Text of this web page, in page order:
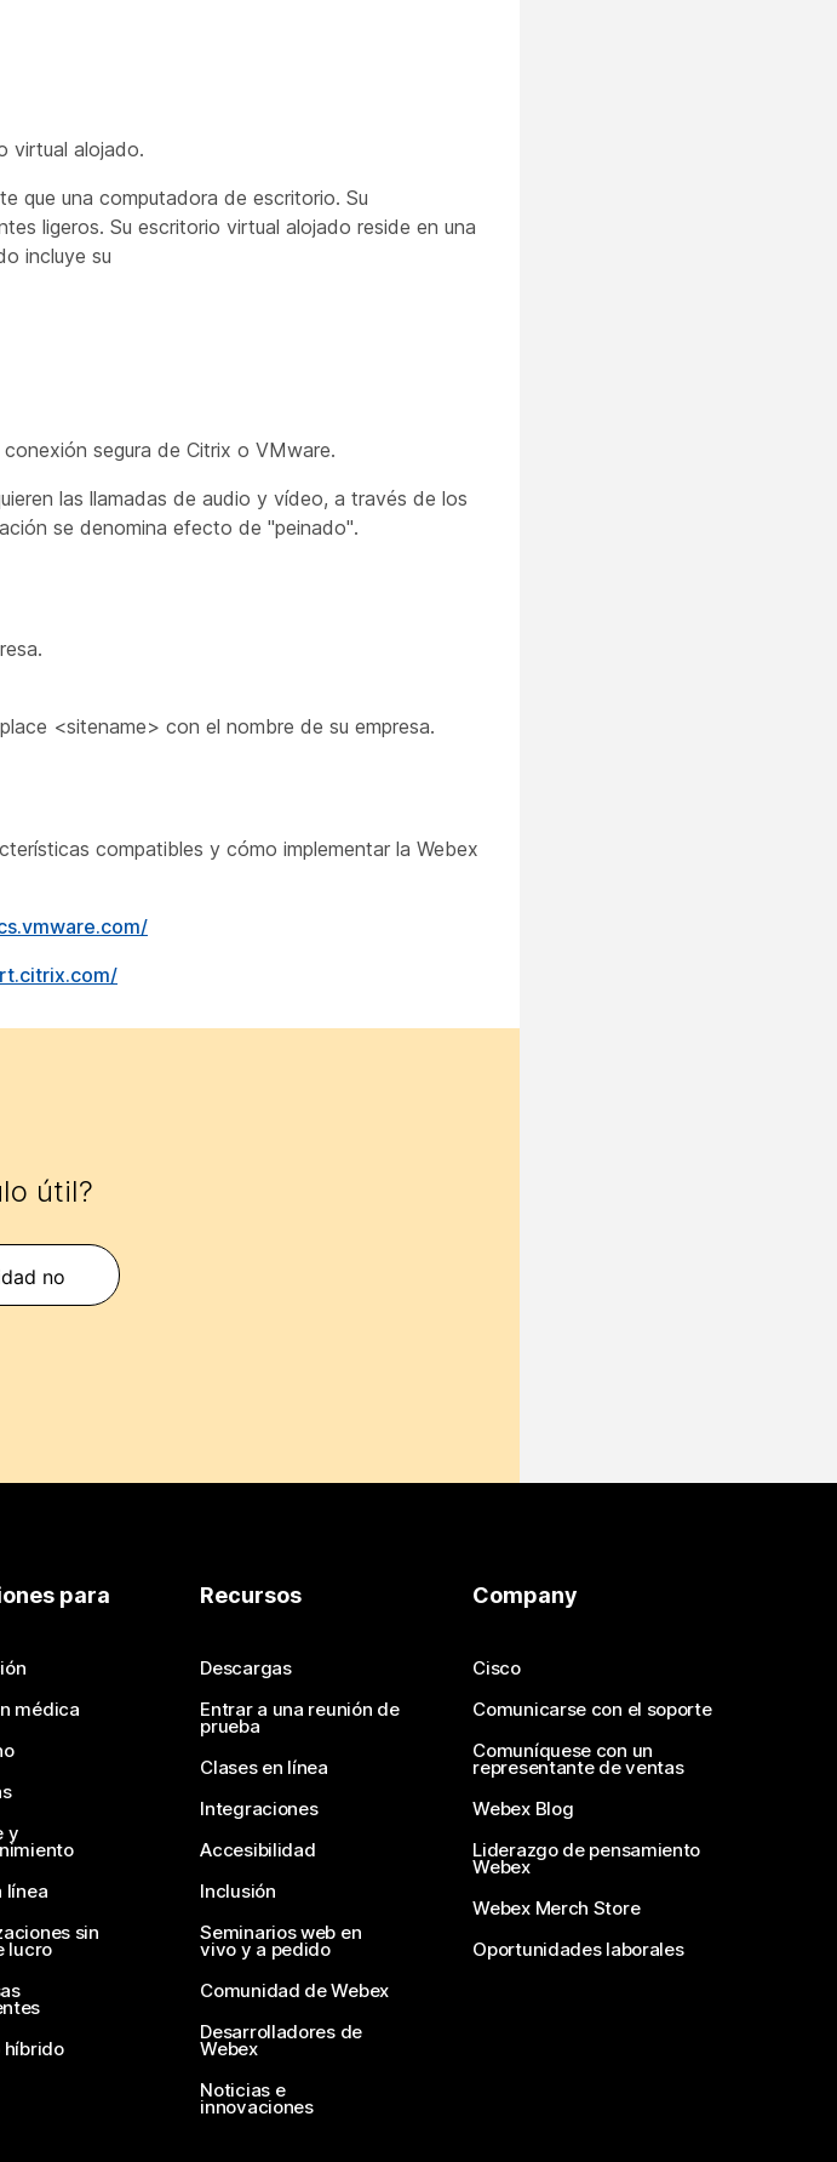
virtual alojado.
que una computadora de escritorio. Su
ligeros. Su escritorio virtual alojado reside en una
incluye su
segura de Citrix o VMware.
las llamadas de audio y vídeo, a través de los
se denomina efecto de "peinado".
<sitename> con el nombre de su empresa.
compatibles y cómo implementar la Webex
útil?
no
para
médica
y
línea
sin
lucro
híbrido
Recursos
Descargas
Entrar a una reunión de
prueba
Clases en línea
Integraciones
Accesibilidad
Inclusión
Seminarios web en
vivo y a pedido
Comunidad de Webex
Desarrolladores de
Webex
Noticias e
innovaciones
Company
Cisco
Comunicarse con el soporte
Comuníquese con un
representante de ventas
Webex Blog
Liderazgo de pensamiento
Webex
Webex Merch Store
Oportunidades laborales